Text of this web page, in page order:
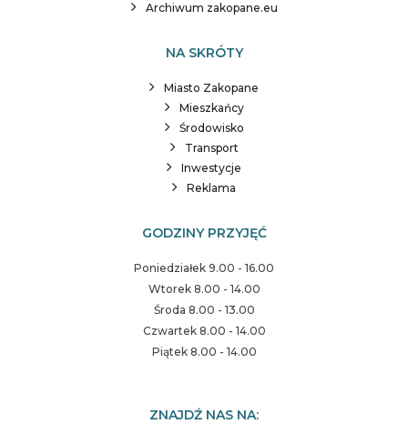
Archiwum zakopane.eu
NA SKRÓTY
Miasto Zakopane
Mieszkańcy
Środowisko
Transport
Inwestycje
Reklama
GODZINY PRZYJĘĆ
Poniedziałek 9.00 - 16.00
Wtorek 8.00 - 14.00
Środa 8.00 - 13.00
Czwartek 8.00 - 14.00
Piątek 8.00 - 14.00
ZNAJDŹ NAS NA: